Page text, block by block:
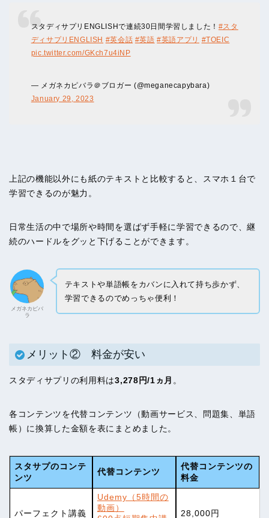
スタディサプリENGLISHで連続30日間学習しました！ #スタ
ディサプリENGLISH #英会話 #英語 #英語アプリ #TOEIC
pic.twitter.com/GKch7u4iNP
— メガネカピバラ＠ブロガー (@meganecapybara)
January 29, 2023
上記の機能以外にも紙のテキストと比較すると、スマホ１台で
学習できるのが魅力。
日常生活の中で場所や時間を選ばず手軽に学習できるので、継
続のハードルをグッと下げることができます。
メガネカピバ
ラ
テキストや単語帳をカバンに入れて持ち歩かず、
学習できるのでめっちゃ便利！
メリット② 料金が安い
スタディサプリの利用料は3,278円/1ヵ月 。
各コンテンツを代替コンテンツ（動画サービス、問題集、単語
帳）に換算した金額を表にまとめました。
スタサプのコンテ
ンツ
代替コンテンツ
代替コンテンツの
料金
パーフェクト講義
Udemy（5時間の
動画）
28,000円